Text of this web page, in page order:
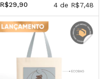
R$29,90
4 de R$7,48